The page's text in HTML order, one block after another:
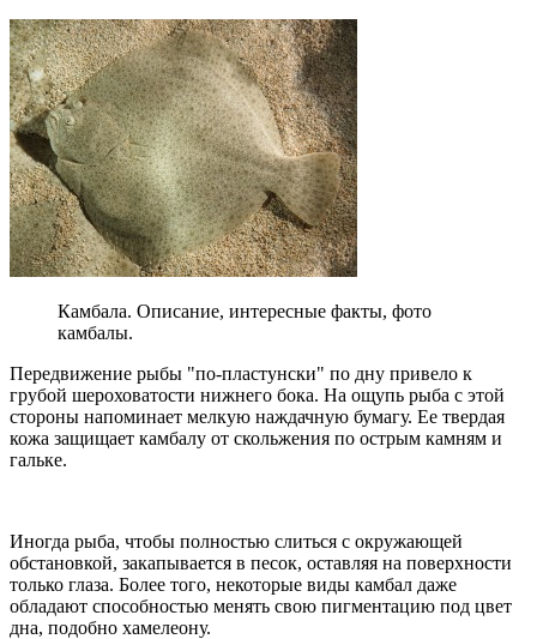
Камбала. Описание, интересные факты, фото
камбалы.
Передвижение рыбы "по-пластунски" по дну привело к
грубой шероховатости нижнего бока. На ощупь рыба с этой
стороны напоминает мелкую наждачную бумагу. Ее твердая
кожа защищает камбалу от скольжения по острым камням и
гальке.
Иногда рыба, чтобы полностью слиться с окружающей
обстановкой, закапывается в песок, оставляя на поверхности
только глаза. Более того, некоторые виды камбал даже
обладают способностью менять свою пигментацию под цвет
дна, подобно хамелеону.